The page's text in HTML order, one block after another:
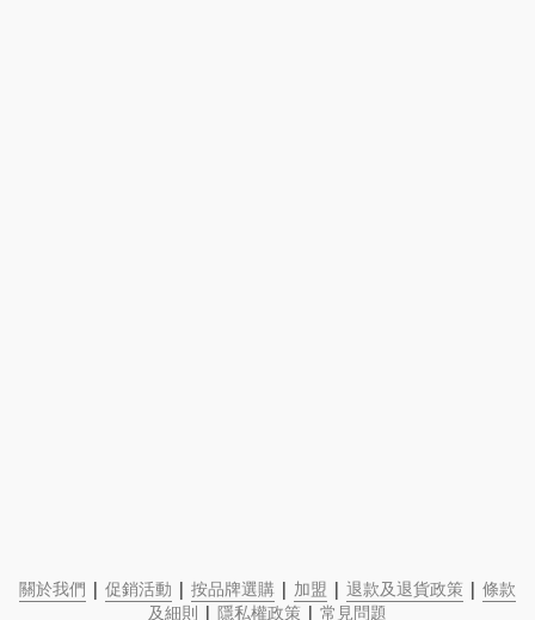
關於我們 | 促銷活動 | 按品牌選購 | 加盟 | 退款及退貨政策 | 條款
及細則 | 隱私權政策 | 常見問題